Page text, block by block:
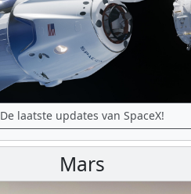
De laatste updates van SpaceX!
Mars